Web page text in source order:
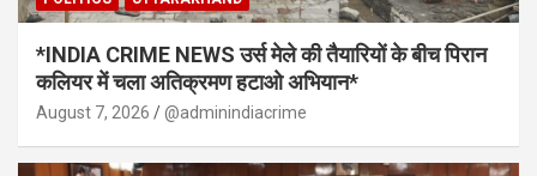
*INDIA CRIME NEWS उर्स मेले की तैयारियों के बीच पिरान
कलियर में चला अतिक्रमण हटाओ अभियान*
August 7, 2026 @adminindiacrime